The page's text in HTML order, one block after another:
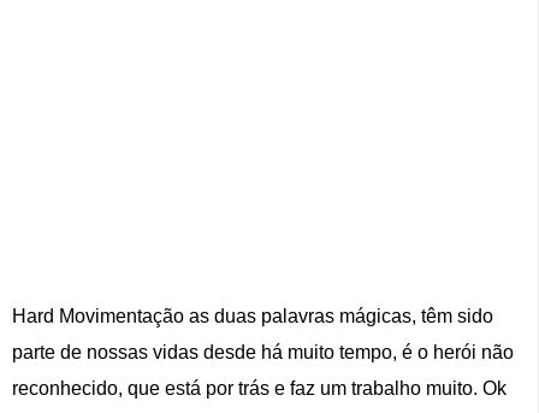
Hard Movimentação as duas palavras mágicas, têm sido
parte de nossas vidas desde há muito tempo, é o herói não
reconhecido, que está por trás e faz um trabalho muito. Ok